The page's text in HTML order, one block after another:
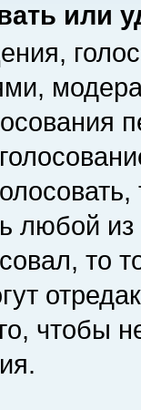
или
любой
то
чтобы